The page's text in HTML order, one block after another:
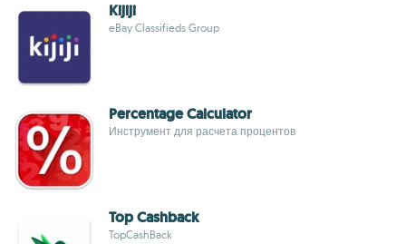
Kijiji
eBay Classifieds Group
Percentage Calculator
Инструмент для расчета процентов
Top Cashback
TopCashBack